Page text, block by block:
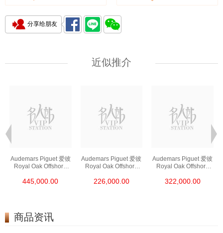
分享给朋友
近似推介
Audemars Piguet 爱彼
Royal Oak Offshore
26420ro.Oo.A002ca.0
445,000.00
Audemars Piguet 爱彼
Royal Oak Offshore
26420so.Oo.A002ca.0
226,000.00
Audemars Piguet 爱彼
Royal Oak Offshore
26420so.Oo.A600ca.0
322,000.00
商品资讯